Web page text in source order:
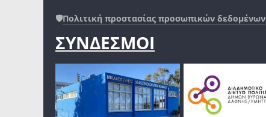
🛡️Πολιτική προστασίας προσωπικών δεδομένων
ΣΥΝΔΕΣΜΟΙ